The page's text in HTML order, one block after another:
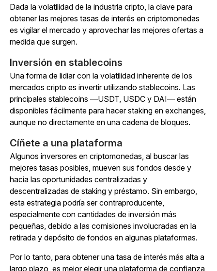
Dada la volatilidad de la industria cripto, la clave para
obtener las mejores tasas de interés en criptomonedas
es vigilar el mercado y aprovechar las mejores ofertas a
medida que surgen.
Inversión en stablecoins
Una forma de lidiar con la volatilidad inherente de los
mercados cripto es invertir utilizando stablecoins. Las
principales stablecoins —USDT, USDC y DAI— están
disponibles fácilmente para hacer staking en exchanges,
aunque no directamente en una cadena de bloques.
Cíñete a una plataforma
Algunos inversores en criptomonedas, al buscar las
mejores tasas posibles, mueven sus fondos desde y
hacia las oportunidades centralizadas y
descentralizadas de staking y préstamo. Sin embargo,
esta estrategia podría ser contraproducente,
especialmente con cantidades de inversión más
pequeñas, debido a las comisiones involucradas en la
retirada y depósito de fondos en algunas plataformas.
Por lo tanto, para obtener una tasa de interés más alta a
largo plazo, es mejor elegir una plataforma de confianza